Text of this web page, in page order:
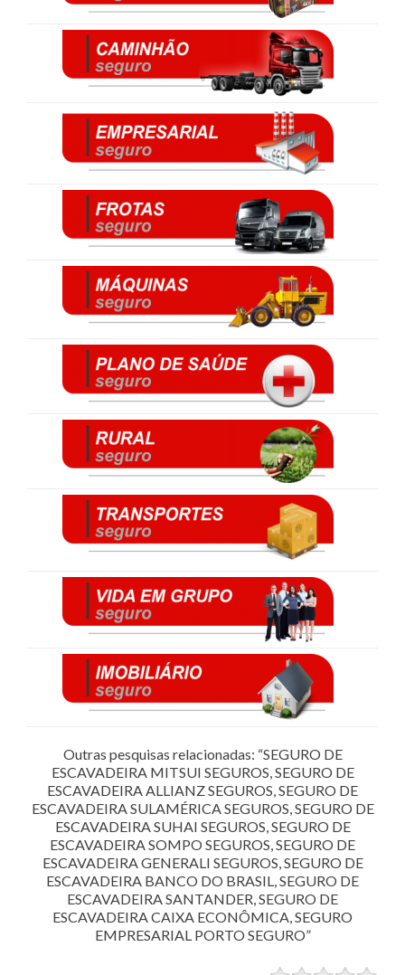
Outras pesquisas relacionadas: “SEGURO DE
ESCAVADEIRA MITSUI SEGUROS, SEGURO DE
ESCAVADEIRA ALLIANZ SEGUROS, SEGURO DE
ESCAVADEIRA SULAMÉRICA SEGUROS, SEGURO DE
ESCAVADEIRA SUHAI SEGUROS, SEGURO DE
ESCAVADEIRA SOMPO SEGUROS, SEGURO DE
ESCAVADEIRA GENERALI SEGUROS, SEGURO DE
ESCAVADEIRA BANCO DO BRASIL, SEGURO DE
ESCAVADEIRA SANTANDER, SEGURO DE
ESCAVADEIRA CAIXA ECONÔMICA, SEGURO
EMPRESARIAL PORTO SEGURO”